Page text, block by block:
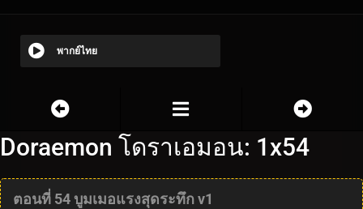
พากย์ไทย
Doraemon โดราเอมอน: 1x54
ตอนที่ 54 บูมเมอแรงสุดระทึก v1